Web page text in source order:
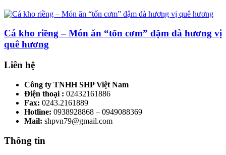
Cá kho riềng – Món ăn “tốn cơm” đậm đà hương vị
quê hương
Liên hệ
Công ty TNHH SHP Việt Nam
Điện thoại : 02432161886
Fax: 0243.2161889
Hotline: 0938928868 – 0949088369
Mail: shpvn79@gmail.com
Thông tin